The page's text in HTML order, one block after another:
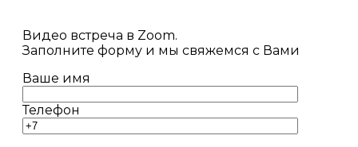
Видео встреча в Zoom.
Заполните форму и мы свяжемся с Вами
Ваше имя
Телефон